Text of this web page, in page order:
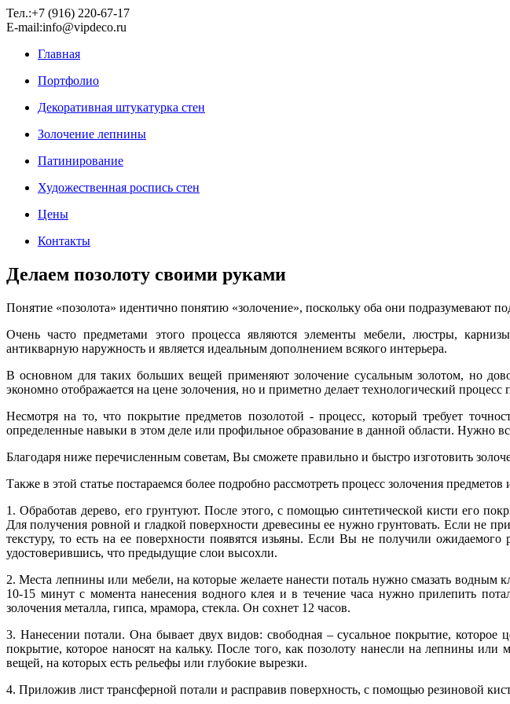
Тел.:+7 (916) 220-67-17
E-mail:info@vipdeco.ru
Главная
Портфолио
Декоративная штукатурка стен
Золочение лепнины
Патинирование
Художественная роспись стен
Цены
Контакты
Делаем позолоту своими руками
Понятие «позолота» идентично понятию «золочение», поскольку оба они подразумевают
Очень часто предметами этого процесса являются элементы мебели, люстры,
антикварную наружность и является идеальным дополнением всякого интерьера.
В основном для таких больших вещей применяют золочение сусальным золотом, но
экономно отображается на цене золочения, но и приметно делает технологический процесс
Несмотря на то, что покрытие предметов позолотой - процесс, который требует
определенные навыки в этом деле или профильное образование в данной области. Нужно
Благодаря ниже перечисленным советам, Вы сможете правильно и быстро изготовить
Также в этой статье постараемся более подробно рассмотреть процесс золочения
1. Обработав дерево, его грунтуют. После этого, с помощью синтетической кисти его
Для получения ровной и гладкой поверхности древесины ее нужно грунтовать. Если не
текстуру, то есть на ее поверхности появятся изьяны. Если Вы не получили ожидаемого
удостоверившись, что предыдущие слои высохли.
2. Места лепнины или мебели, на которые желаете нанести поталь нужно смазать водным
10-15 минут с момента нанесения водного клея и в течение часа нужно прилепить
золочения металла, гипса, мрамора, стекла. Он сохнет 12 часов.
3. Нанесении потали. Она бывает двух видов: свободная – сусальное покрытие, которое
покрытие, которое наносят на кальку. После того, как позолоту нанесли на лепнины
вещей, на которых есть рельефы или глубокие вырезки.
4. Приложив лист трансферной потали и расправив поверхность, с помощью резиновой